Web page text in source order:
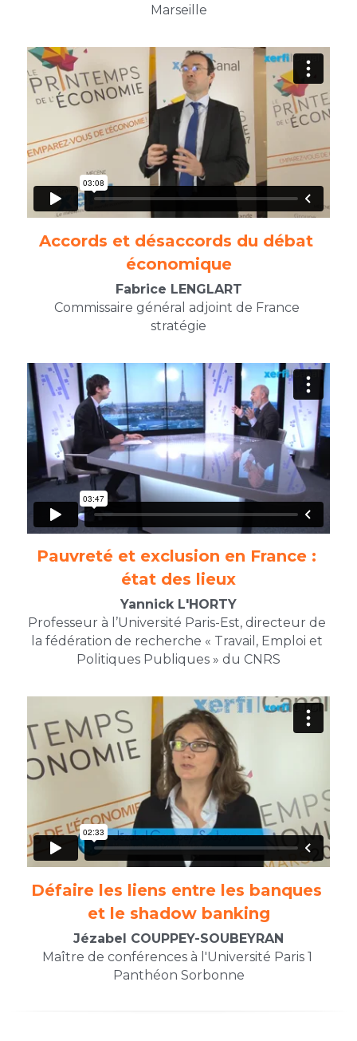
Marseille
Accords et désaccords du débat
économique​
Fabrice LENGLART
Commissaire général adjoint de France
stratégie
Pauvreté et exclusion en France :
état des lieux
Yannick L'HORTY
Professeur à l’Université Paris-Est, directeur de
la fédération de recherche « Travail, Emploi et
Politiques Publiques » du CNRS
Défaire les liens entre les banques
et le shadow banking​
Jézabel COUPPEY-SOUBEYRAN
Maître de conférences à l'Université Paris 1
Panthéon Sorbonne